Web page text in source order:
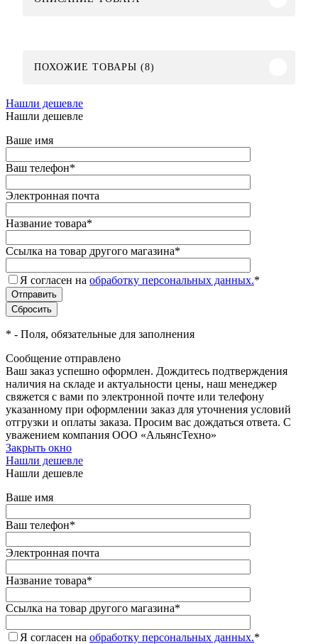
ПОХОЖИЕ ТОВАРЫ (8)
Нашли дешевле
Нашли дешевле
Ваше имя
Ваш телефон*
Электронная почта
Название товара*
Ссылка на товар другого магазина*
Я согласен на обработку персональных данных.*
* - Поля, обязательные для заполнения
Сообщение отправлено
Ваш заказ успешно оформлен. Дождитесь подтверждения
наличия на складе и актуальности цены, наш менеджер
свяжется с вами по электронной почте или телефону
указанному при оформлении заказ для уточнения условий
отгрузки и оплаты заказа. Просим вас дождаться ответа. С
уважением компания ООО «АльянсТехно»
Закрыть окно
Нашли дешевле
Нашли дешевле
Ваше имя
Ваш телефон*
Электронная почта
Название товара*
Ссылка на товар другого магазина*
Я согласен на обработку персональных данных.*